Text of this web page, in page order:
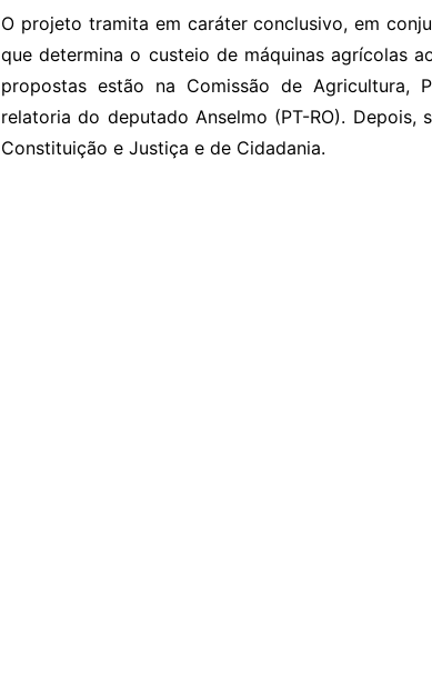
O projeto tramita em caráter conclusivo, em
que determina o custeio de máquinas agrícolas
propostas estão na Comissão de Agricultura,
relatoria do deputado Anselmo (PT-RO).
Constituição e Justiça e de Cidadania.